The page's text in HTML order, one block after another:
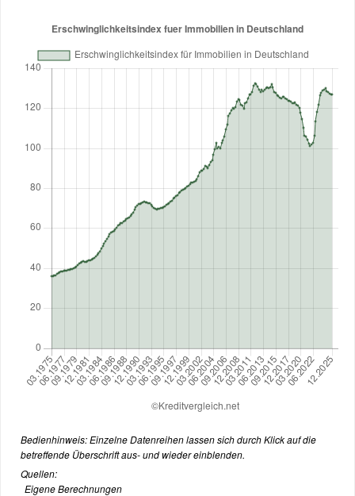
Bedienhinweis: Einzelne Datenreihen lassen sich durch Klick auf die
betreffende Überschrift aus- und wieder einblenden.
Quellen:
Eigene Berechnungen